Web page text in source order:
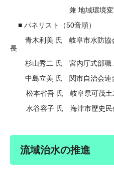
兼 地域環境変動適応
■ パネリスト（50音順）
青木利美 氏 岐阜市水防協会
長
杉山秀二 氏 宮内庁式部職
中島立美 氏 関市自治会連
松本省吾 氏 岐阜県可茂土
水谷容子 氏 海津市歴史民
流域治水の推進